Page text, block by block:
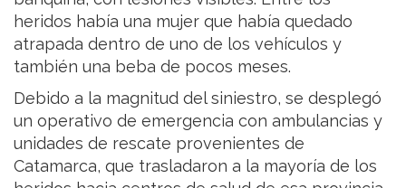
heridos había una mujer que había quedado
atrapada dentro de uno de los vehículos y
también una beba de pocos meses.
Debido a la magnitud del siniestro, se desplegó
un operativo de emergencia con ambulancias y
unidades de rescate provenientes de
Catamarca, que trasladaron a la mayoría de los